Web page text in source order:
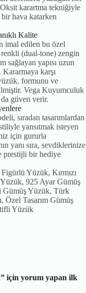
karartma tekniğiyle
hava katarken
Kalite
imal edilen bu özel
(dual-tone) zengin
sağlayan yapısı uzun
karşı
formunu ve
Vega Kuyumculuk
güven verir.
sıradan tasarımlardan
yansıtmak isteyen
için gururla
yanı sıra, sevdiklerinize
prestijli bir hediye
Yüzük, Kırmızı
925 Ayar Gümüş
Gümüş Yüzük, Türk
Özel Tasarım Gümüş
Yüzük
için yorum yapan ilk